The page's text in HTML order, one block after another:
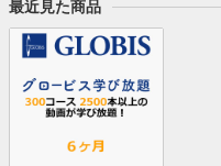
最近見た商品